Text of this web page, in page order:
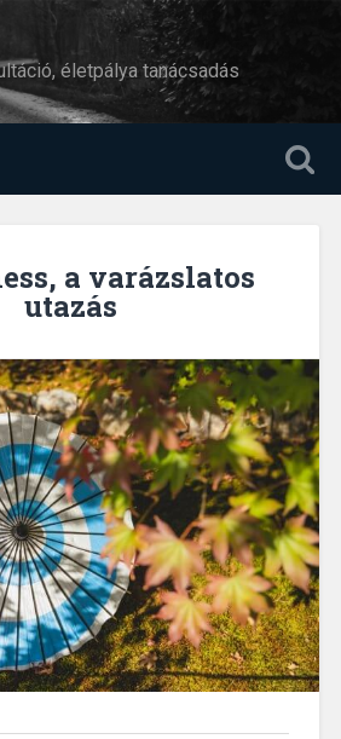
életpálya tanácsadás
a varázslatos
utazás